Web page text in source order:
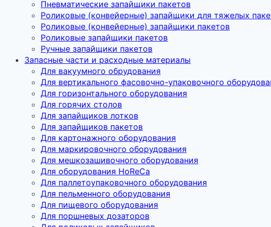
Пневматические запайщики пакетов
Роликовые (конвейерные) запайщики для тяжелых
Роликовые (конвейерные) запайщики пакетов
Роликовые запайщики пакетов
Ручные запайщики пакетов
Запасные части и расходные материалы
Для вакуумного обрудования
Для вертикального фасовочно-упаковочного
Для горизонтального оборудования
Для горячих столов
Для запайщиков лотков
Для запайщиков пакетов
Для картонажного оборудования
Для маркировочного оборудования
Для мешкозашивочного оборудования
Для оборудования HoReCa
Для паллетоупаковочного оборудования
Для пельменного оборудования
Для пищевого оборудования
Для поршневых дозаторов